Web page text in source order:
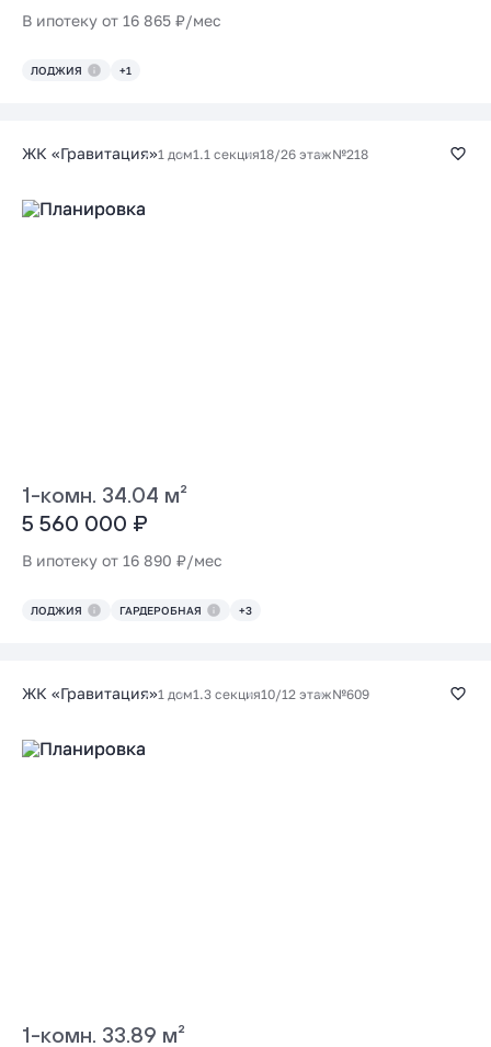
В ипотеку от 16 865 ₽/мес
ЛОДЖИЯ +1
ЖК «Гравитация»1 дом1.1 секция18/26 этаж№218
1-комн. 34.04 м²
5 560 000 ₽
В ипотеку от 16 890 ₽/мес
ЛОДЖИЯ ГАРДЕРОБНАЯ +3
ЖК «Гравитация»1 дом1.3 секция10/12 этаж№609
1-комн. 33.89 м²